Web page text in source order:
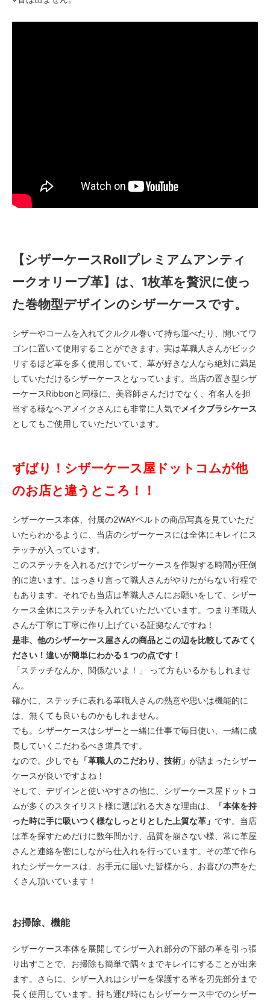
【シザーケースRollプレミアムアンティ
ークオリーブ革】は、1枚革を贅沢に使っ
た巻物型デザインのシザーケースです。
シザーやコームを入れてクルクル巻いて持ち運べたり、開いてワ
ゴンに置いて使用することができます。実は革職人さんがビック
リするほど革を多く使用していて、革が好きな人なら絶対に満足
していただけるシザーケースとなっています。当店の置き型シザ
ーケースRibbonと同様に、美容師さんだけでなく、有名人を担
当する様なヘアメイクさんにも非常に人気でメイクブラシケース
としてもご使用していただいています。
ずばり！シザーケース屋ドットコムが他
のお店と違うところ！！
シザーケース本体、付属の2WAYベルトの商品写真を見ていただ
いたらわかるように、当店のシザーケースには全体にキレイにス
テッチが入っています。
このステッチを入れるだけでシザーケースを作製する時間が圧倒
的に違います。はっきり言って職人さんがやりたがらない行程で
もあります。それでも当店は革職人さんにお願いをして、シザー
ケース全体にステッチを入れていただいています。つまり革職人
さんが丁寧に丁寧に作り上げている証拠なんですね！
是非、他のシザーケース屋さんの商品とこの辺を比較してみてく
ださい！違いが簡単にわかる１つの点です！
「ステッチなんか、関係ないよ！」 って方もいるかもしれませ
ん。
確かに、ステッチに表れる革職人さんの熱意や思いは機能的に
は、無くても良いものかもしれません。
でも。シザーケースはシザーと一緒に仕事で毎日使い、一緒に成
長していくこだわるべき道具です。
なので。少しでも 「革職人のこだわり、技術」 が詰まったシザー
ケースが良いですよね！
そして、デザインと使いやすさの他に、シザーケース屋ドットコ
ムが多くのスタイリスト様に選ばれる大きな理由は、
「本体を持
った時に手に吸いつく様なしっとりとした上質な革」 です。当店
は革を探すためだけに数年間かけ、品質を崩さない様、常に革屋
さんと連絡を密にしながら仕入れを行っています。その革で作ら
れたシザーケースは、お手元に届いた皆様から、お喜びの声をた
くさん頂いています！
お掃除、機能
シザーケース本体を展開してシザー入れ部分の下部の革を引っ張
り出すことで、お掃除も簡単で隅々までキレイにすることが出来
ます。さらに、シザー入れはシザーを保護する革を刃先部分まで
長く使用しています。持ち運び時にもシザーケース中でのシザー